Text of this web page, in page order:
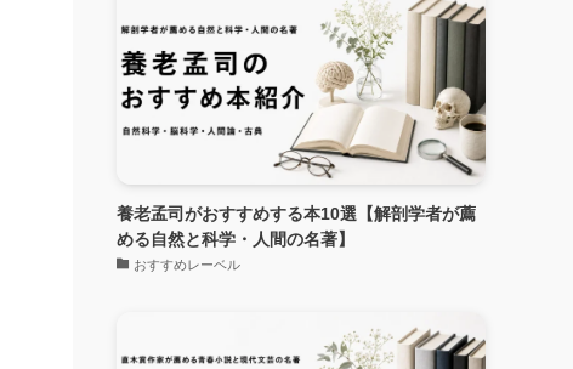
養老孟司がおすすめする本10選【解剖学者が薦
める自然と科学・人間の名著】
おすすめレーベル